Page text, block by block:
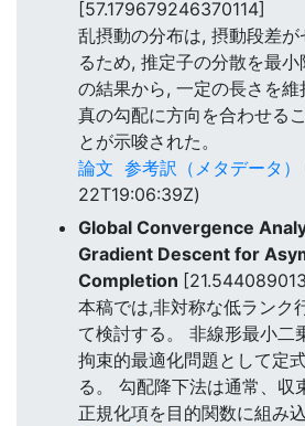
[57.179679246370114]
乱摂動の分布は, 摂動段差
るため, 推定子の分散を最
の結果から, 一定の長さを
真の勾配に方向を合わせる
とが示唆された。
論文 参考訳（メタデータ）
22T19:06:39Z)
Global Convergence
Gradient Descent for
Completion
本稿では,非対称な低ランク
て検討する。 非線形最小二
拘束的最適化問題として定
る。 勾配降下法は通常、収
正規化項を目的関数に組み込